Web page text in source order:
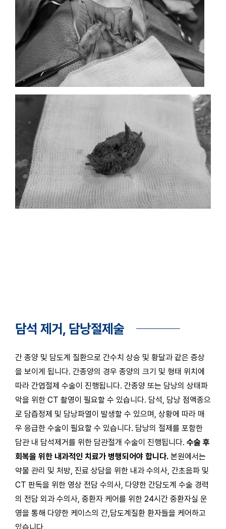
담석 제거, 담낭절제술
간 종양 및 담도계 질환으로 간수치 상승 및 황달과 같은 증상
을 보이게 됩니다. 간종양의 경우 종양의 크기 및 형태 위치에
따라 간엽절제 수술이 진행됩니다. 간종양 또는 담낭의 상태파
악을 위한 CT 촬영이 필요할 수 있습니다. 담석, 담낭 점액종으
로 담즙정제 및 담낭파열이 발생할 수 있으며, 상황에 따라 매
우 응급한 수술이 필요할 수 있습니다. 담낭의 절제를 포함한
담관 내 담석제거를 위한 담관절개 수술이 진행됩니다. 수술 후
회복을 위한 내과적인 치료가 병행되어야 합니다. 본원에서는
약물 관리 및 처방, 진료 상담을 위한 내과 수의사, 간초음파 및
CT 판독을 위한 영상 전담 수의사, 다양한 간담도계 수술 경력
의 전담 외과 수의사, 중환자 케어를 위한 24시간 중환자실 운
영을 통해 다양한 케이스의 간,담도계질환 환자들을 케어하고